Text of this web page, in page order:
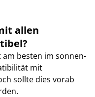
allen
besten im sonnen-
mit
sollte dies vorab